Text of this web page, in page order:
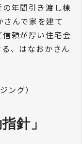
年間引き渡し棟
んで家を建て
頼が厚い住宅会
、はなおかさん
ング）
針」